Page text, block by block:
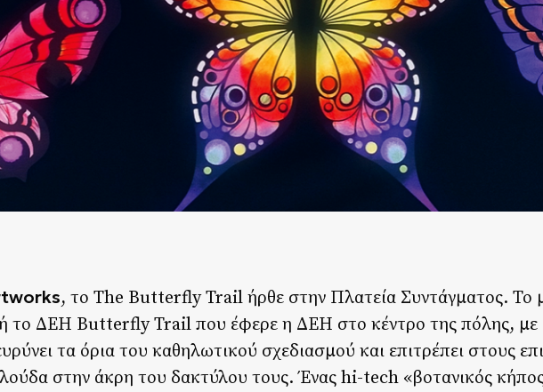
, το The Butterfly Trail ήρθε στην Πλατεία Συντάγματος. Το
το ΔΕΗ Butterfly Trail που έφερε η ΔΕΗ στο κέντρο της πόλης, με
τα όρια του καθηλωτικού σχεδιασμού και επιτρέπει στους
στην άκρη του δακτύλου τους. Ένας hi-tech «βοτανικός